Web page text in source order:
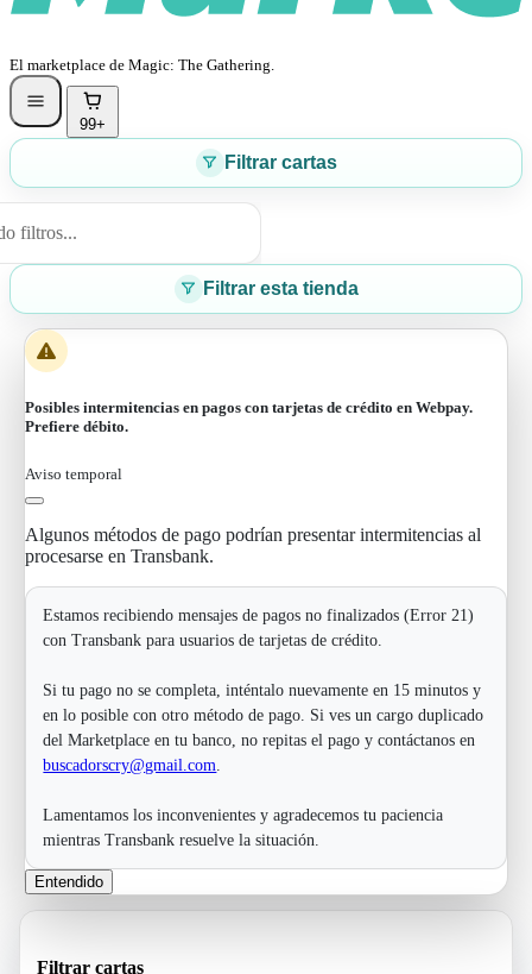
El marketplace de Magic: The Gathering.
99+
Filtrar cartas
filtros...
Filtrar esta tienda
Posibles intermitencias en pagos con tarjetas de crédito en Webpay.
Prefiere débito.
Aviso temporal
Algunos métodos de pago podrían presentar intermitencias al
procesarse en Transbank.
Estamos recibiendo mensajes de pagos no finalizados (Error 21)
con Transbank para usuarios de tarjetas de crédito.
Si tu pago no se completa, inténtalo nuevamente en 15 minutos y
en lo posible con otro método de pago. Si ves un cargo duplicado
del Marketplace en tu banco, no repitas el pago y contáctanos en
buscadorscry@gmail.com
Lamentamos los inconvenientes y agradecemos tu paciencia
mientras Transbank resuelve la situación.
Entendido
Filtrar cartas